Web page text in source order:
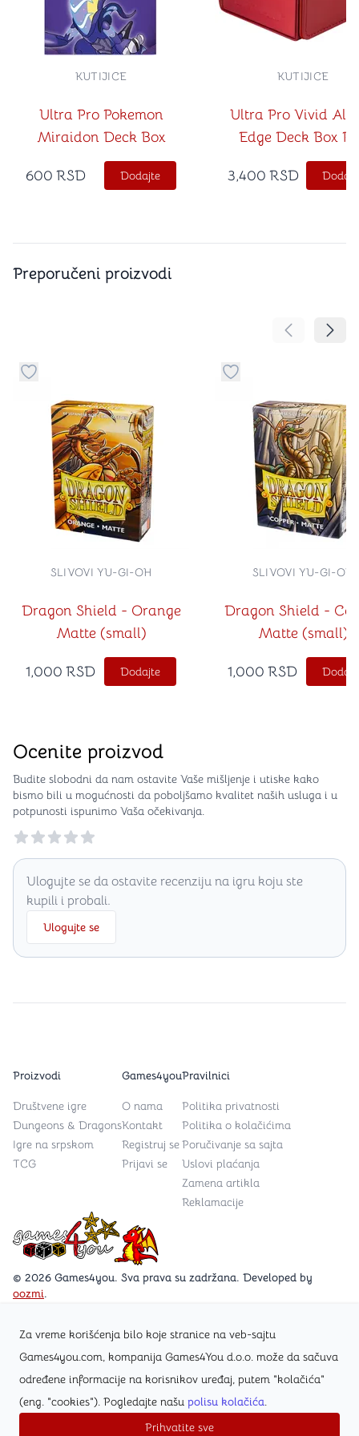
Za vreme korišćenja bilo koje stranice na veb-sajtu
Games4you.com, kompanija Games4You d.o.o. može da sačuva
određene informacije na korisnikov uređaj, putem "kolačića"
(eng. "cookies"). Pogledajte našu polisu kolačića.
Prihvatite sve
Ultra Pro Pokemon
Miraidon Deck Box
KUTIJICE
600 RSD Dodajte
Ultra Pro Vivid
Edge Deck Box
KUTIJICE
3,400 RSD
Preporučeni proizvodi
Pomeranje
Dugme za dodavanje stvari u kategoriju omiljeno
Dragon Shield - Orange
Matte (small)
SLIVOVI YU-GI-OH
1,000 RSD Dodajte
Dugme za dodavanje
Dragon Shield -
Matte (small)
SLIVOVI YU-GI-OH
1,000 RSD
Ocenite proizvod
Budite slobodni da nam ostavite Vaše mišljenje i utiske kako
bismo bili u mogućnosti da poboljšamo kvalitet naših usluga i u
potpunosti ispunimo Vaša očekivanja.
Reviews
Ulogujte se da ostavite recenziju na igru koju ste
kupili i probali.
Ulogujte se
Games4you logo
© 2026 Games4you. Sva prava su zadržana. Developed by
oozmi.
Posetite Facebook stranicu /Games4you.rs
Zapratite Instagram profil @games4yours
Proizvodi
Društvene igre
Dungeons & Dragons
Igre na srpskom
TCG
Games4you
O nama
Kontakt
Registruj se
Prijavi se
Pravilnici
Politika privatnosti
Politika o kolačićima
Poručivanje sa sajta
Uslovi plaćanja
Zamena artikla
Reklamacije